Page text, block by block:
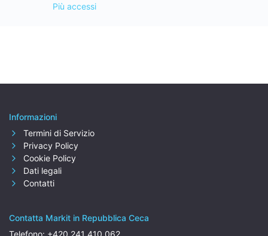
Più accessi
Informazioni
Termini di Servizio
Privacy Policy
Cookie Policy
Dati legali
Contatti
Contatta Markit in Repubblica Ceca
Telefono: +420 241 410 062